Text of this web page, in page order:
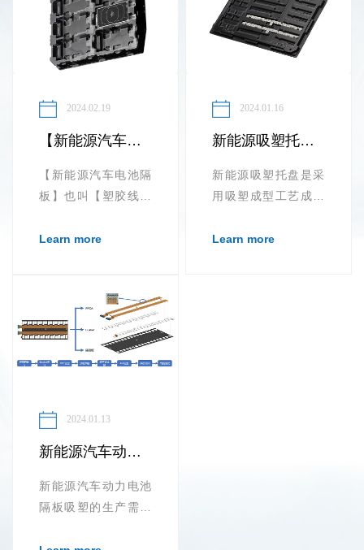
2024.02.19
【新能源汽车电池隔板】也叫【塑胶线束隔离板】
【新能源汽车电池隔
板】也叫【塑胶线束
采用热压技术...
Learn more
2024.01.16
新能源吸塑托盘的应用优势
新能源吸塑托盘是采
用吸塑成型工艺成型
行业中都有广泛的用
Learn more
2024.01.13
新能源汽车动力电池隔板吸塑
新能源汽车动力电池
隔板吸塑的生产需要